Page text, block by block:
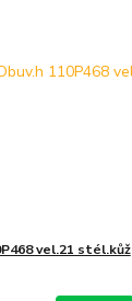
vel.21 stél.kůž